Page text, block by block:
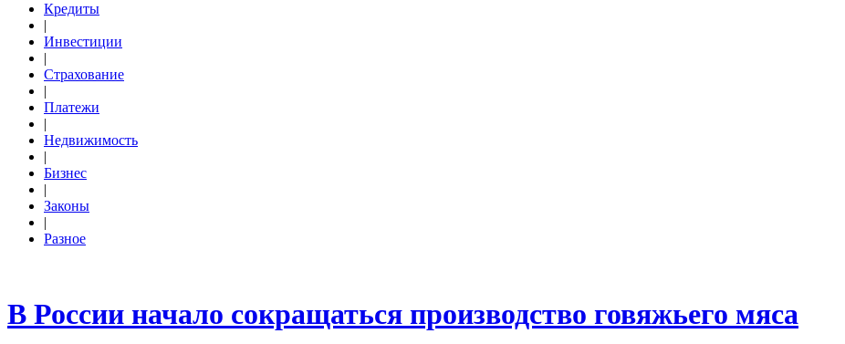
Кредиты
|
Инвестиции
|
Страхование
|
Платежи
|
Недвижимость
|
Бизнес
|
Законы
|
Разное
В России начало сокращаться производство говяжьего мяса